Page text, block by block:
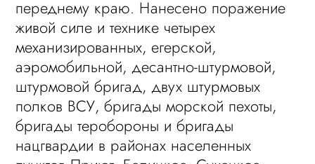
переднему краю. Нанесено поражение
живой силе и технике четырех
механизированных, егерской,
аэромобильной, десантно-штурмовой,
штурмовой бригад, двух штурмовых
полков ВСУ, бригады морской пехоты,
бригады теробороны и бригады
нацгвардии в районах населенных